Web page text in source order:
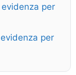
per
per